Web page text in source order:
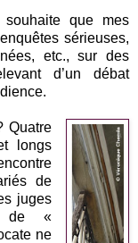
que mes
sérieuses,
etc., sur des
d’un débat
Quatre
longs
de
juges
de «
ne